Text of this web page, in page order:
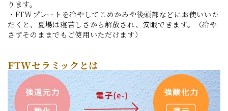
ります。
・FTWプレートを冷やしてこめかみや後頭部などにお使いいた
だくと、夏場は寝苦しさから解放され、安眠できます。（冷や
さずそのままでもご使用いただけます）
FTWセラミックとは